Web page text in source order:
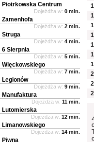
Piotrkowska Centrum
Dojeżdża w: 0 min.
Zamenhofa
Dojeżdża w: 2 min.
Struga
Dojeżdża w: 4 min.
6 Sierpnia
Dojeżdża w: 5 min.
Więckowskiego
Dojeżdża w: 7 min.
Legionów
Dojeżdża w: 9 min.
Manufaktura
Dojeżdża w: 11 min.
Lutomierska
Dojeżdża w: 12 min.
Limanowskiego
Dojeżdża w: 14 min.
Piwna